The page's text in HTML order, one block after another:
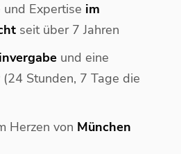
und Expertise im
seit über 7 Jahren
und eine
(24 Stunden, 7 Tage die
Herzen von München